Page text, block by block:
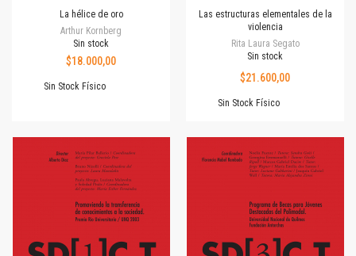
La hélice de oro
Arthur Kornberg
Sin stock
$18.000,00
Sin Stock Físico
Las estructuras elementales de la
violencia
Rita Laura Segato
Sin stock
$21.600,00
Sin Stock Físico